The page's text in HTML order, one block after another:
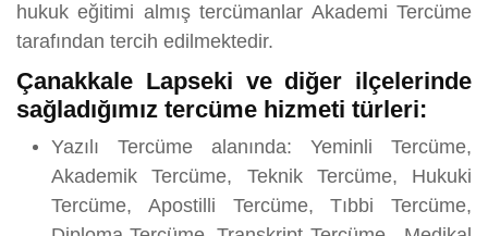
hukuk eğitimi almış tercümanlar Akademi Tercüme
tarafından tercih edilmektedir.
Çanakkale Lapseki ve diğer ilçelerinde
sağladığımız tercüme hizmeti türleri:
Yazılı Tercüme alanında: Yeminli Tercüme,
Akademik Tercüme, Teknik Tercüme, Hukuki
Tercüme, Apostilli Tercüme, Tıbbi Tercüme,